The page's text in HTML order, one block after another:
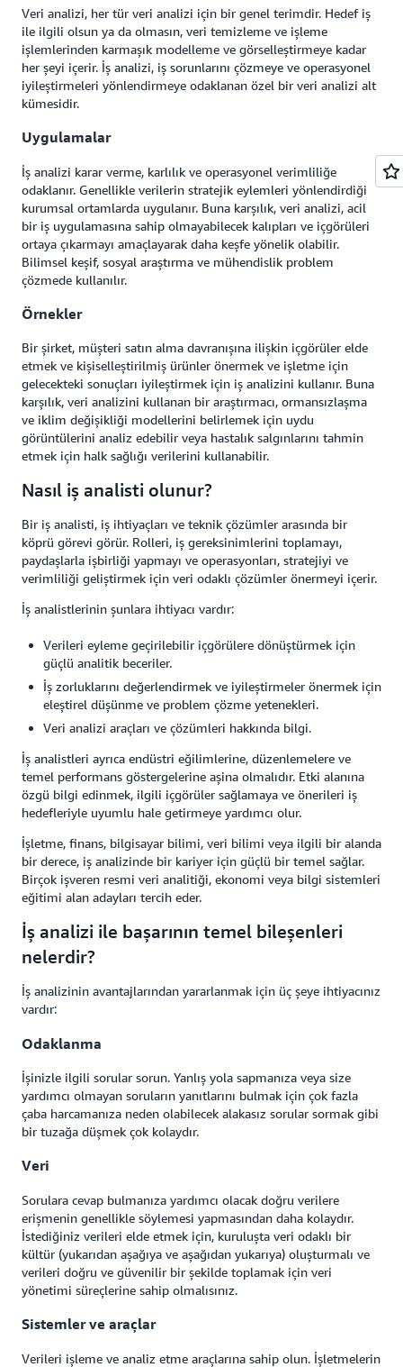
Veri analizi, her tür veri analizi için bir genel terimdir. Hedef iş
ile ilgili olsun ya da olmasın, veri temizleme ve işleme
işlemlerinden karmaşık modelleme ve görselleştirmeye kadar
her şeyi içerir. İş analizi, iş sorunlarını çözmeye ve operasyonel
iyileştirmeleri yönlendirmeye odaklanan özel bir veri analizi alt
kümesidir.
Uygulamalar
İş analizi karar verme, karlılık ve operasyonel verimliliğe
odaklanır. Genellikle verilerin stratejik eylemleri yönlendirdiği
kurumsal ortamlarda uygulanır. Buna karşılık, veri analizi, acil
bir iş uygulamasına sahip olmayabilecek kalıpları ve içgörüleri
ortaya çıkarmayı amaçlayarak daha keşfe yönelik olabilir.
Bilimsel keşif, sosyal araştırma ve mühendislik problem
çözmede kullanılır.
Örnekler
Bir şirket, müşteri satın alma davranışına ilişkin içgörüler elde
etmek ve kişiselleştirilmiş ürünler önermek ve işletme için
gelecekteki sonuçları iyileştirmek için iş analizini kullanır. Buna
karşılık, veri analizini kullanan bir araştırmacı, ormansızlaşma
ve iklim değişikliği modellerini belirlemek için uydu
görüntülerini analiz edebilir veya hastalık salgınlarını tahmin
etmek için halk sağlığı verilerini kullanabilir.
Nasıl iş analisti olunur?
Bir iş analisti, iş ihtiyaçları ve teknik çözümler arasında bir
köprü görevi görür. Rolleri, iş gereksinimlerini toplamayı,
paydaşlarla işbirliği yapmayı ve operasyonları, stratejiyi ve
verimliliği geliştirmek için veri odaklı çözümler önermeyi içerir.
İş analistlerinin şunlara ihtiyacı vardır:
Verileri eyleme geçirilebilir içgörülere dönüştürmek için
güçlü analitik beceriler.
İş zorluklarını değerlendirmek ve iyileştirmeler önermek için
eleştirel düşünme ve problem çözme yetenekleri.
Veri analizi araçları ve çözümleri hakkında bilgi.
İş analistleri ayrıca endüstri eğilimlerine, düzenlemelere ve
temel performans göstergelerine aşina olmalıdır. Etki alanına
özgü bilgi edinmek, ilgili içgörüler sağlamaya ve önerileri iş
hedefleriyle uyumlu hale getirmeye yardımcı olur.
İşletme, finans, bilgisayar bilimi, veri bilimi veya ilgili bir alanda
bir derece, iş analizinde bir kariyer için güçlü bir temel sağlar.
Birçok işveren resmi veri analitiği, ekonomi veya bilgi sistemleri
eğitimi alan adayları tercih eder.
İş analizi ile başarının temel bileşenleri
nelerdir?
İş analizinin avantajlarından yararlanmak için üç şeye ihtiyacınız
vardır:
Odaklanma
İşinizle ilgili sorular sorun. Yanlış yola sapmanıza veya size
yardımcı olmayan soruların yanıtlarını bulmak için çok fazla
çaba harcamanıza neden olabilecek alakasız sorular sormak gibi
bir tuzağa düşmek çok kolaydır.
Veri
Sorulara cevap bulmanıza yardımcı olacak doğru verilere
erişmenin genellikle söylemesi yapmasından daha kolaydır.
İstediğiniz verileri elde etmek için, kuruluşta veri odaklı bir
kültür (yukarıdan aşağıya ve aşağıdan yukarıya) oluşturmalı ve
verileri doğru ve güvenilir bir şekilde toplamak için veri
yönetimi süreçlerine sahip olmalısınız.
Sistemler ve araçlar
Verileri işleme ve analiz etme araçlarına sahip olun. İşletmelerin